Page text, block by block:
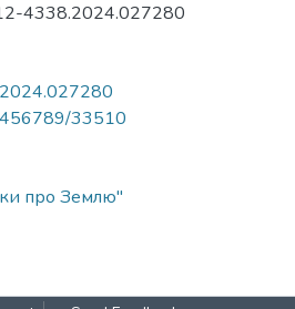
4338.2024.027280
33510
про Землю"